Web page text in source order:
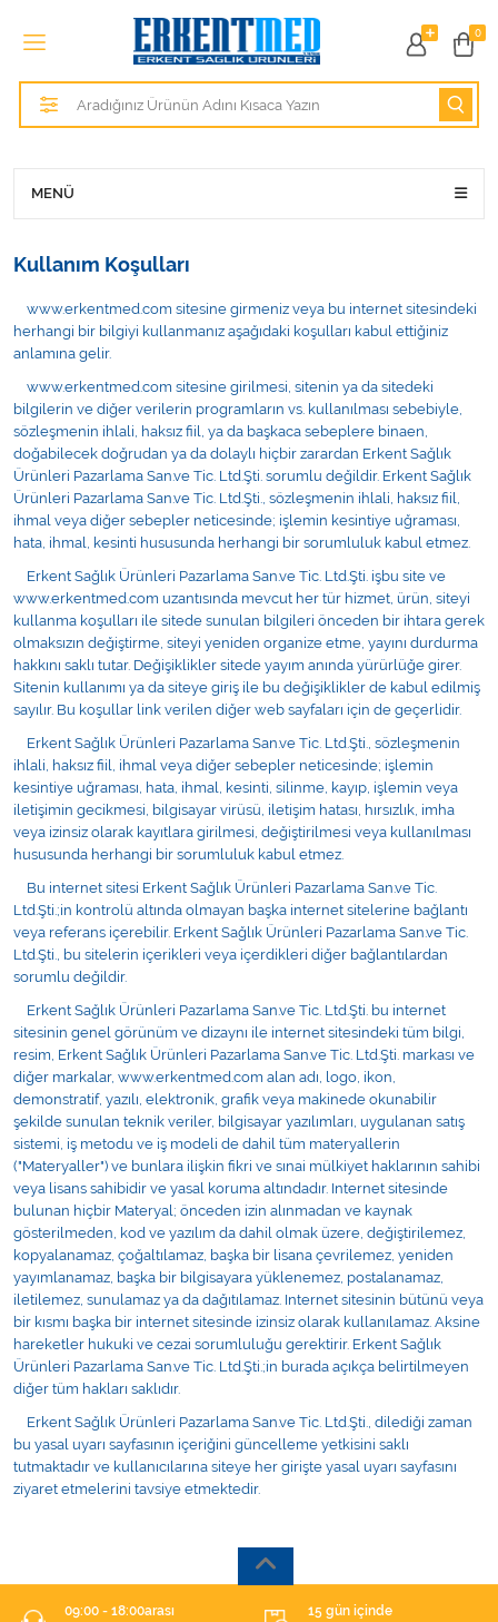
0
Tüm Kategoriler
Alezler
Anne ve Bebek Sağlığı
Hasta Bakım Ürünleri
Hastane Mobilyaları
Kişisel Bakım ve Sağlık
Kişisel Bakım ve Sağlık
Medikal Teksil
Ortopedi Ürünleri
Ortopedi Ürünleri
Sarf Malzemeleri
Sarf Malzemeleri
Sarf Malzemeleri
Sarf Malzemeleri
Tıbbi Tekstil Ürünleri
Varis Çorapları
Tüm Kategorileri Gör
MENÜ
Kullanım Koşulları
www.erkentmed.com sitesine girmeniz veya bu internet sitesindeki
herhangi bir bilgiyi kullanmanız aşağıdaki koşulları kabul ettiğiniz
anlamına gelir.
www.erkentmed.com sitesine girilmesi, sitenin ya da sitedeki
bilgilerin ve diğer verilerin programların vs. kullanılması sebebiyle,
sözleşmenin ihlali, haksız fiil, ya da başkaca sebeplere binaen,
doğabilecek doğrudan ya da dolaylı hiçbir zarardan Erkent Sağlık
Ürünleri Pazarlama San.ve Tic. Ltd.Şti. sorumlu değildir. Erkent Sağlık
Ürünleri Pazarlama San.ve Tic. Ltd.Şti., sözleşmenin ihlali, haksız fiil,
ihmal veya diğer sebepler neticesinde; işlemin kesintiye uğraması,
hata, ihmal, kesinti hususunda herhangi bir sorumluluk kabul etmez.
Erkent Sağlık Ürünleri Pazarlama San.ve Tic. Ltd.Şti. işbu site ve
www.erkentmed.com uzantısında mevcut her tür hizmet, ürün, siteyi
kullanma koşulları ile sitede sunulan bilgileri önceden bir ihtara gerek
olmaksızın değiştirme, siteyi yeniden organize etme, yayını durdurma
hakkını saklı tutar. Değişiklikler sitede yayım anında yürürlüğe girer.
Sitenin kullanımı ya da siteye giriş ile bu değişiklikler de kabul edilmiş
sayılır. Bu koşullar link verilen diğer web sayfaları için de geçerlidir.
Erkent Sağlık Ürünleri Pazarlama San.ve Tic. Ltd.Şti., sözleşmenin
ihlali, haksız fiil, ihmal veya diğer sebepler neticesinde; işlemin
kesintiye uğraması, hata, ihmal, kesinti, silinme, kayıp, işlemin veya
iletişimin gecikmesi, bilgisayar virüsü, iletişim hatası, hırsızlık, imha
veya izinsiz olarak kayıtlara girilmesi, değiştirilmesi veya kullanılması
hususunda herhangi bir sorumluluk kabul etmez.
Bu internet sitesi Erkent Sağlık Ürünleri Pazarlama San.ve Tic.
Ltd.Şti.;in kontrolü altında olmayan başka internet sitelerine bağlantı
veya referans içerebilir. Erkent Sağlık Ürünleri Pazarlama San.ve Tic.
Ltd.Şti., bu sitelerin içerikleri veya içerdikleri diğer bağlantılardan
sorumlu değildir.
Erkent Sağlık Ürünleri Pazarlama San.ve Tic. Ltd.Şti. bu internet
sitesinin genel görünüm ve dizaynı ile internet sitesindeki tüm bilgi,
resim, Erkent Sağlık Ürünleri Pazarlama San.ve Tic. Ltd.Şti. markası ve
diğer markalar, www.erkentmed.com alan adı, logo, ikon,
demonstratif, yazılı, elektronik, grafik veya makinede okunabilir
şekilde sunulan teknik veriler, bilgisayar yazılımları, uygulanan satış
sistemi, iş metodu ve iş modeli de dahil tüm materyallerin
("Materyaller") ve bunlara ilişkin fikri ve sınai mülkiyet haklarının sahibi
veya lisans sahibidir ve yasal koruma altındadır. Internet sitesinde
bulunan hiçbir Materyal; önceden izin alınmadan ve kaynak
gösterilmeden, kod ve yazılım da dahil olmak üzere, değiştirilemez,
kopyalanamaz, çoğaltılamaz, başka bir lisana çevrilemez, yeniden
yayımlanamaz, başka bir bilgisayara yüklenemez, postalanamaz,
iletilemez, sunulamaz ya da dağıtılamaz. Internet sitesinin bütünü veya
bir kısmı başka bir internet sitesinde izinsiz olarak kullanılamaz. Aksine
hareketler hukuki ve cezai sorumluluğu gerektirir. Erkent Sağlık
Ürünleri Pazarlama San.ve Tic. Ltd.Şti.;in burada açıkça belirtilmeyen
diğer tüm hakları saklıdır.
Erkent Sağlık Ürünleri Pazarlama San.ve Tic. Ltd.Şti., dilediği zaman
bu yasal uyarı sayfasının içeriğini güncelleme yetkisini saklı
tutmaktadır ve kullanıcılarına siteye her girişte yasal uyarı sayfasını
ziyaret etmelerini tavsiye etmektedir.
09:00 - 18:00arası 15 gün içinde